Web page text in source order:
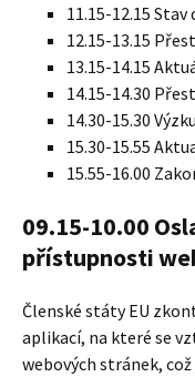
11.15-12.15
12.15-13.15
13.15-14.15
14.15-14.30
14.30-15.30
15.30-15.55
15.55-16.00
09.15-10.00
přístupnosti
Členské státy EU
aplikací, na které se
webových stránek,